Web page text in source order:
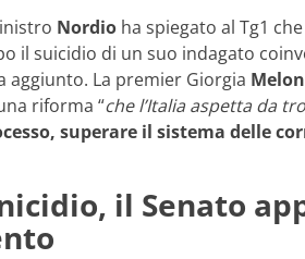
Nordio ha spiegato al Tg1
il suicidio di un suo indagato
aggiunto. La premier Giorgia
riforma “che l’Italia aspetta da
superare il sistema delle
il Senato